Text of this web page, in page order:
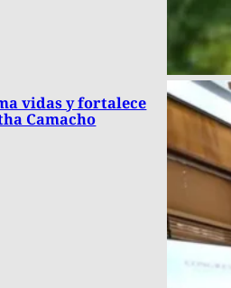
vidas y fortalece
Camacho